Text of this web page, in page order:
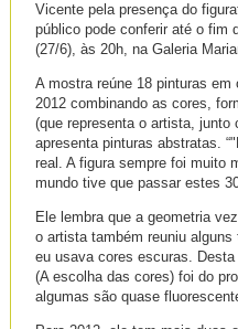
Vicente pela presença do
público pode conferir até o fim
(27/6), às 20h, na Galeria
A mostra reúne 18 pinturas
2012 combinando as cores,
(que representa o artista, junto
apresenta pinturas abstratas.
real. A figura sempre foi muito
mundo tive que passar estes
Ele lembra que a geometria
o artista também reuniu
eu usava cores escuras.
(A escolha das cores) foi do
algumas são quase